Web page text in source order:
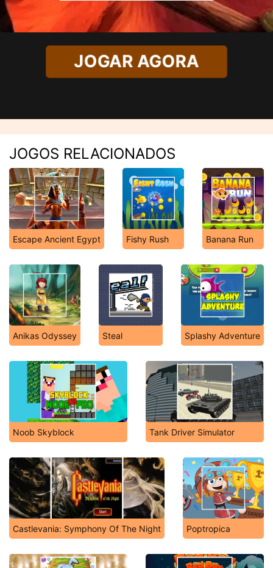
JOGAR AGORA
JOGOS RELACIONADOS
Escape Ancient Egypt Fishy Rush Banana Run
Anikas Odyssey Steal Splashy Adventure
Noob Skyblock Tank Driver Simulator
Castlevania: Symphony Of The Night Poptropica